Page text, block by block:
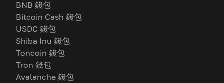
BNB 錢包
Bitcoin Cash 錢包
USDC 錢包
Shiba Inu 錢包
Toncoin 錢包
Tron 錢包
Avalanche 錢包